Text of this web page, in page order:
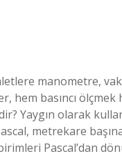
manometre,
hem basıncı
Yaygın olarak
metrekare
Pascal’dan